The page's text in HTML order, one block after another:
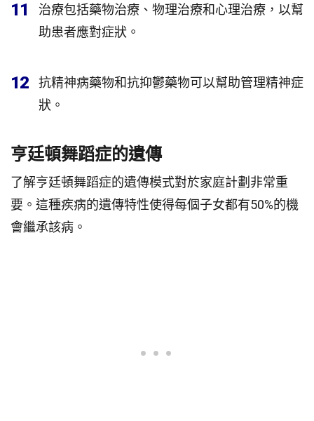
11
治療包括藥物治療、物理治療和心理治療，以幫
助患者應對症狀。
12
抗精神病藥物和抗抑鬱藥物可以幫助管理精神症
狀。
亨廷頓舞蹈症的遺傳
了解亨廷頓舞蹈症的遺傳模式對於家庭計劃非常重
要。這種疾病的遺傳特性使得每個子女都有50%的機
會繼承該病。